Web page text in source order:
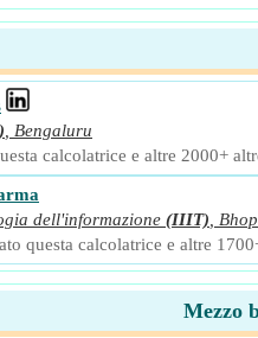
Bengaluru
calcolatrice e altre 2000+
dell'informazione (IIIT)
questa calcolatrice e altre
Mezzo